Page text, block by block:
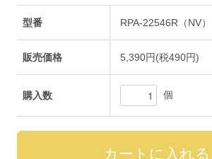
型番 RPA-22546R（NV）
販売価格 5,390円(税490円)
購入数 個